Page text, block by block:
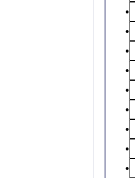
•
•
•
•
•
•
•
•
•